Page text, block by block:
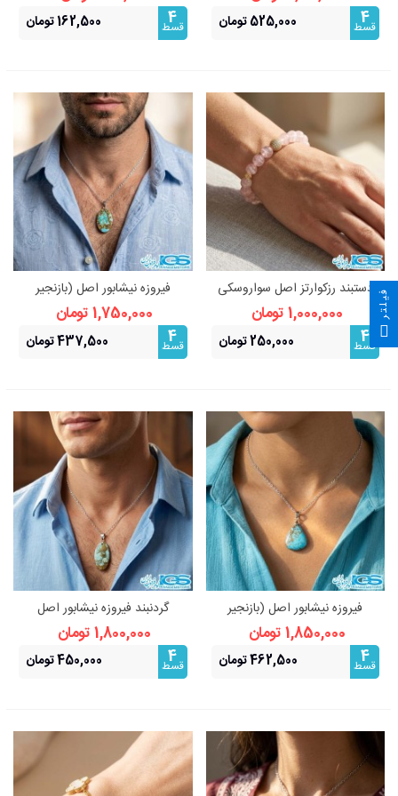
اصل | سنگ عشق
4
قسط 525,000 تومان
4
قسط 162,500 تومان
دستبند رزکوارتز اصل سواروسکی
(عشق آرامش)
1,000,000 تومان
4
قسط 250,000 تومان
فیروزه نیشابور اصل (بازنجیر
استیل)
1,750,000 تومان
4
قسط 437,500 تومان
فیروزه نیشابور اصل (بازنجیر
استیل)
1,850,000 تومان
4
قسط 462,500 تومان
گردنبند فیروزه نیشابور اصل
(بازنجیر استیل)
1,800,000 تومان
4
قسط 450,000 تومان
فیلتر